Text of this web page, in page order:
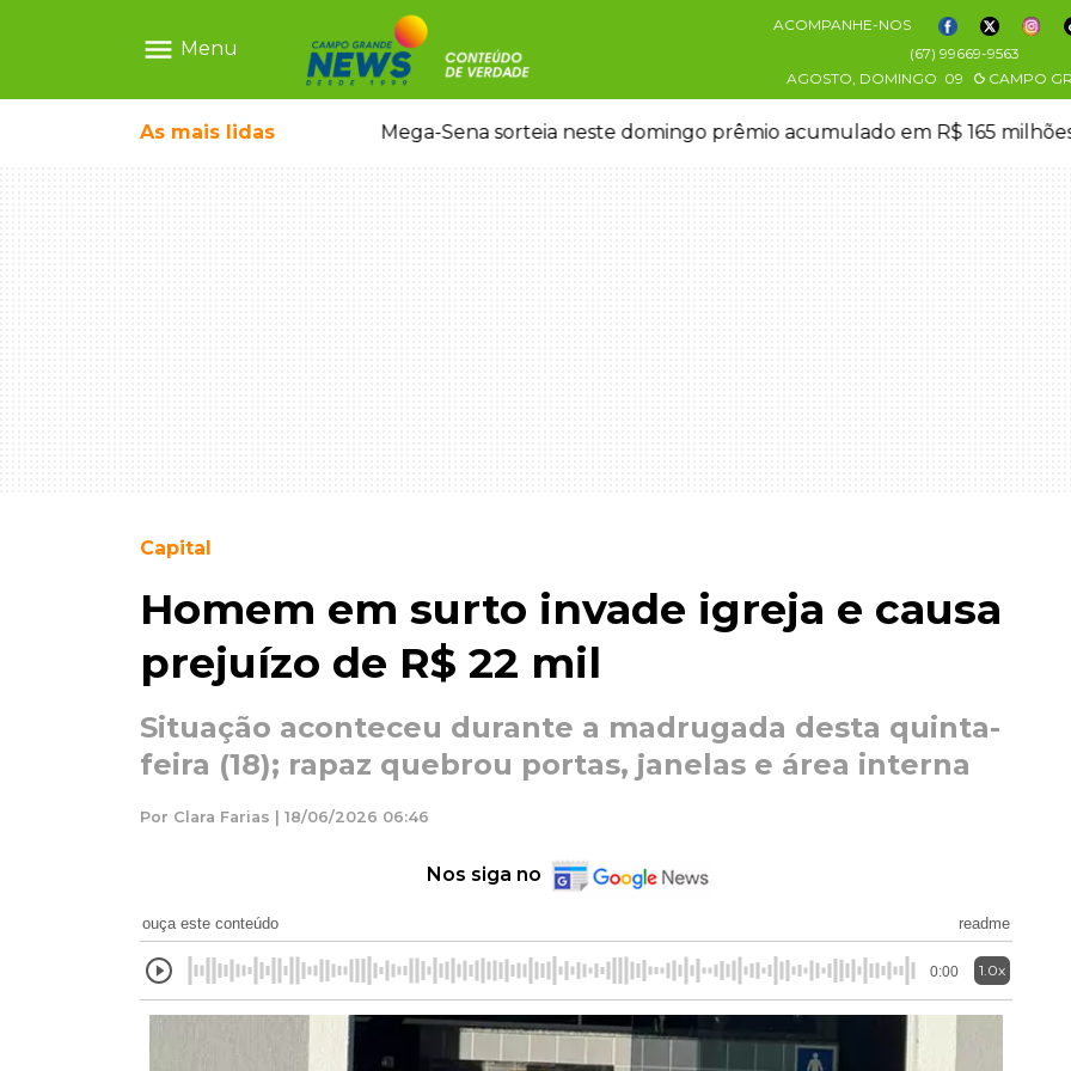
menu Menu
ACOMPANHE-NOS
(67) 99669-9563
AGOSTO, DOMINGO 09 CAMPO
As mais lidas Mega-Sena sorteia neste domingo prêmio acumulado em R$ 165
Capital
Homem em surto invade igreja e causa
prejuízo de R$ 22 mil
Situação aconteceu durante a madrugada desta quinta-
feira (18); rapaz quebrou portas, janelas e área interna
Por Clara Farias | 18/06/2026 06:46
Nos siga no
ouça este conteúdo readme
0:00 1.0x